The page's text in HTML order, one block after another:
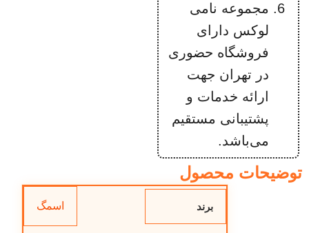
مجموعه نامی
لوکس دارای
فروشگاه حضوری
در تهران جهت
ارائه خدمات و
پشتیبانی مستقیم
می‌باشد.
توضیحات محصول
برند اسمگ